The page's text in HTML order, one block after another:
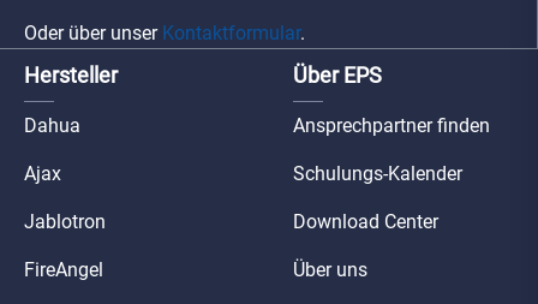
Oder über unser Kontaktformular.
Hersteller
Dahua
Ajax
Jablotron
FireAngel
Über EPS
Ansprechpartner finden
Schulungs-Kalender
Download Center
Über uns